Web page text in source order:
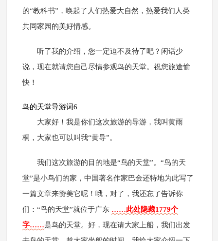
的“教科书”，唤起了人们热爱大自然，热爱我们人类
共同家园的美好情感。
听了我的介绍，您一定迫不及待了吧？闲话少
说，现在就请您自己尽情参观鸟的天堂。祝您旅途愉
快！
鸟的天堂导游词6
大家好！我是你们这次旅游的导游，我叫黄雨
桐，大家也可以叫我“黄导”。
我们这次旅游的目的地是“鸟的天堂”。“鸟的天
堂”是小鸟们的家，中国著名作家巴金还特地为此写了
一篇文章来赞美它呢！哦，对了，我还忘了告诉你
们：“鸟的天堂”就位于广东 ……此处隐藏1779个
字……是鸟的天堂。好，现在请大家上船，我们出发